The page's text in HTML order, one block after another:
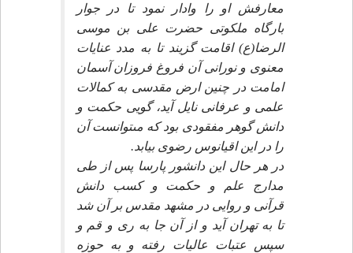
معارفش او را وادار نمود تا در جوار
بارگاه ملكوتى حضرت على بن موسى
الرضا(ع) اقامت گزيند تا به مدد عنايات
معنوى و نورانى آن فروغ فروزان آسمان
امامت در چنين ارض مقدسى به كمالات
علمى و عرفانى نايل آيد، گويى حكمت و
دانش گوهر مفقودى بود كه مى‏توانست آن
را در اين اقيانوس رضوى بيابد.
در هر حال اين دانشور پارسا پس از طى
مدارج علم و حكمت و كسب دانش
قرآنى و روايى در مشهد مقدس بر آن شد
تا به تهران آيد و از آن جا به رى و قم و
سپس عتبات عاليات رفته و به حوزه